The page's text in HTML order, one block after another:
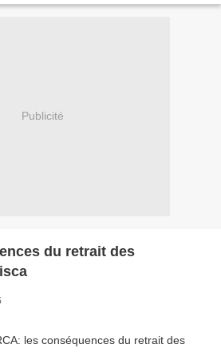
Publicité
du retrait des